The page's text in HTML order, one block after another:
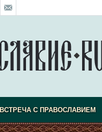
ВСТРЕЧА С ПРАВОСЛАВИЕМ